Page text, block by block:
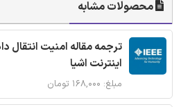
محصولات مشابه
اینترنت اشیا
مبلغ: ۱۶۸,۰۰۰ تومان